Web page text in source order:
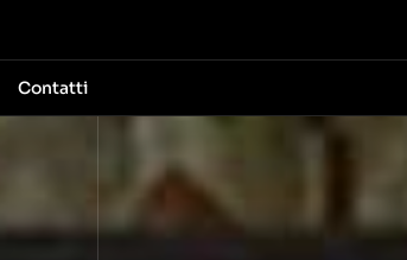
Contatti